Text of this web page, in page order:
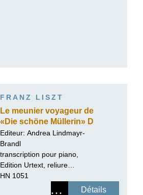
FRANZ LISZT
Le meunier voyageur de
«Die schöne Müllerin» D
795
Editeur: Andrea Lindmayr-
Brandl
transcription pour piano,
Edition Urtext, reliure
paperback
HN 1051
Détails